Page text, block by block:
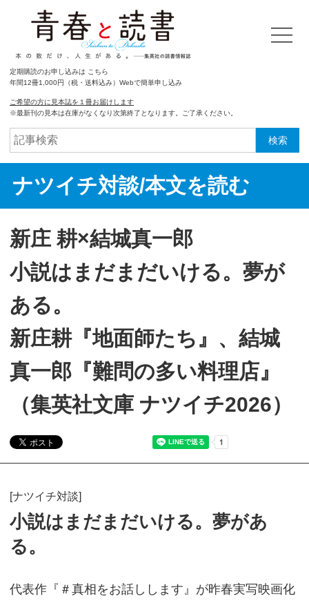
定期購読のお申し込みは こちら
年間12冊1,000円（税・送料込み）Webで簡単申し込み
ご希望の方に見本誌を１冊お届けします
※最新刊の見本は在庫がなくなり次第終了となります。ご了承ください。
検索
ナツイチ対談/本文を読む
新庄 耕×結城真一郎
小説はまだまだいける。夢が
ある。
新庄耕『地面師たち』、結城
真一郎『難問の多い料理店』
（集英社文庫 ナツイチ2026）
[ナツイチ対談]
小説はまだまだいける。夢があ
る。
代表作『＃真相をお話しします』が昨春実写映画化